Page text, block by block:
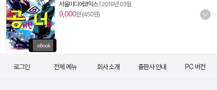
서울미디어코믹스| 2019년 03월
9,000원 (450원)
로그인 전체 메뉴 회사 소개 출판사 안내 PC 버전